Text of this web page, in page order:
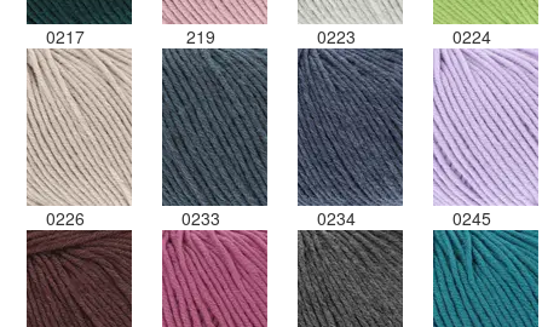
0217 219 0223 0224
0226 0233 0234 0245